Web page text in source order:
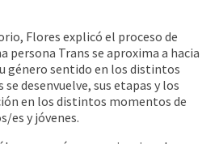
Flores explicó el proceso de
persona Trans se aproxima a hacia
género sentido en los distintos
desenvuelve, sus etapas y los
en los distintos momentos de
es y jóvenes.